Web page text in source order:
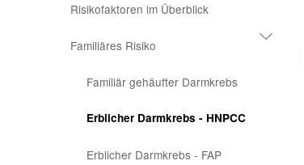
Funktion des Darms
Symptome
Risiko erkennen
Darmkrebsvorsorge
Darm-Check
Lebensstil & Ernährung
Chemoprävention?
ASS / Aspirin
NAKO
Risikofaktoren im Überblick
Familiäres Risiko
Familiär gehäufter Darmkrebs
Erblicher Darmkrebs - HNPCC
Erblicher Darmkrebs - FAP